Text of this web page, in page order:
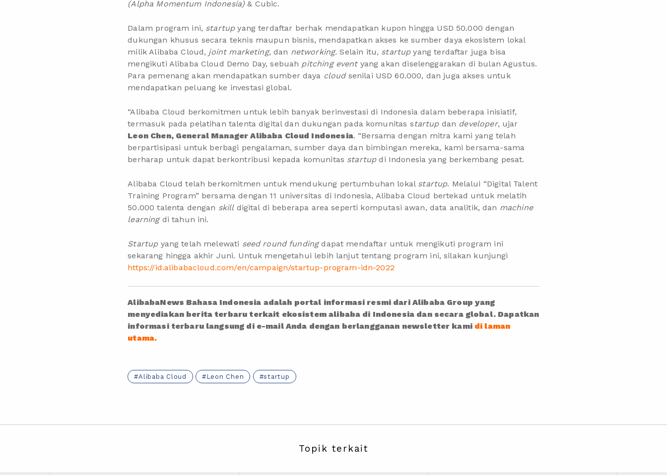
(Alpha Momentum Indonesia)& Cubic.
Dalam program ini, startupyang terdaftar berhak mendapatkan kupon hingga USD 50.000 dengan
dukungan khusus secara teknis maupun bisnis, mendapatkan akses ke sumber daya ekosistem lokal
milik Alibaba Cloud, joint marketing,dan networking.Selain itu, startupyang terdaftar juga bisa
mengikuti Alibaba Cloud Demo Day, sebuah pitching event yang akan diselenggarakan di bulan Agustus.
Para pemenang akan mendapatkan sumber daya cloud senilai USD 60.000, dan juga akses untuk
mendapatkan peluang ke investasi global.
“Alibaba Cloud berkomitmen untuk lebih banyak berinvestasi di Indonesia dalam beberapa inisiatif,
termasuk pada pelatihan talenta digital dan dukungan pada komunitas startupdan developer, ujar
Leon Chen, General Manager Alibaba Cloud Indonesia. “Bersama dengan mitra kami yang telah
berpartisipasi untuk berbagi pengalaman, sumber daya dan bimbingan mereka, kami bersama-sama
berharap untuk dapat berkontribusi kepada komunitas startupdi Indonesia yang berkembang pesat.
Alibaba Cloud telah berkomitmen untuk mendukung pertumbuhan lokal startup. Melalui “Digital Talent
Training Program” bersama dengan 11 universitas di Indonesia, Alibaba Cloud bertekad untuk melatih
50.000 talenta dengan skilldigital di beberapa area seperti komputasi awan, data analitik, dan machine
learningdi tahun ini.
Startupyang telah melewati seed round fundingdapat mendaftar untuk mengikuti program ini
sekarang hingga akhir Juni. Untuk mengetahui lebih lanjut tentang program ini, silakan kunjungi
https://id.alibabacloud.com/en/campaign/startup-program-idn-2022
AlibabaNews Bahasa Indonesia adalah portal informasi resmi dari Alibaba Group yang
menyediakan berita terbaru terkait ekosistem alibaba di Indonesia dan secara global. Dapatkan
informasi terbaru langsung di e-mail Anda dengan berlangganan newsletter kami di laman
utama.
Alibaba Cloud Leon Chen startup
Topik terkait